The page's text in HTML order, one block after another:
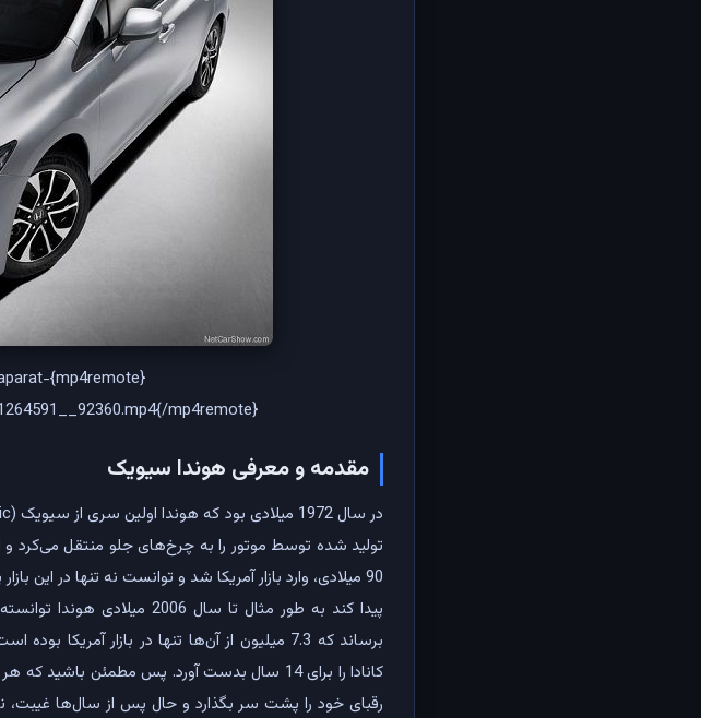
aparat-
mp4remote}
مقدمه و معرفی هوندا سیویک
تولید شده توسط موتور را به چرخ‌های جلو منتقل می‌کرد و
90 میلادی، وارد بازار آمریکا شد و توانست نه تنها در
کانادا را برای 14 سال بدست آورد. پس مطمئن
رقبای خود را پشت سر بگذارد و حال پس از سال‌ها غیبت،